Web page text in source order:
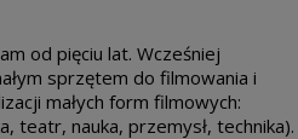
od pięciu lat. Wcześniej
sprzętem do filmowania i
małych form filmowych:
teatr, nauka, przemysł, technika).